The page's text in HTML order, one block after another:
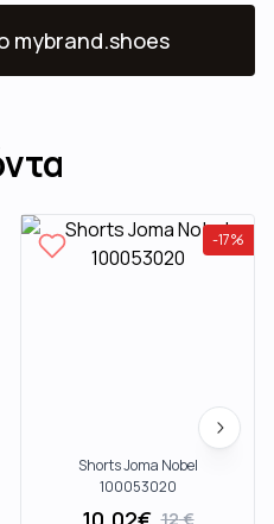
mybrand.shoes
-17%
Shorts Joma Nobel
100053020
12€